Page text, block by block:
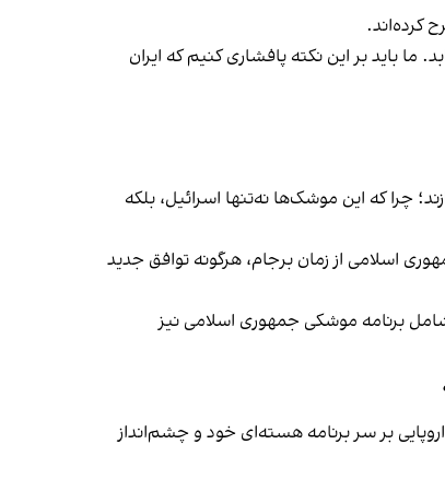
کرده‌اند.
باید بر این نکته پافشاری کنیم که ایران
چرا که این موشک‌ها نه‌تنها اسرائیل، بلکه
اسلامی از زمان برجام، هرگونه توافق جدید
برنامه موشکی جمهوری اسلامی نیز
با تروئیکای اروپایی بر سر برنامه هسته‌ای خود و چشم‌انداز